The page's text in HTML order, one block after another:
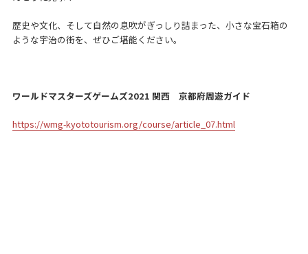
歴史や文化、そして自然の息吹がぎっしり詰まった、小さな宝石箱の
ような宇治の街を、ぜひご堪能ください。
ワールドマスターズゲームズ2021 関西 京都府周遊ガイド
https://wmg-kyototourism.org/course/article_07.html